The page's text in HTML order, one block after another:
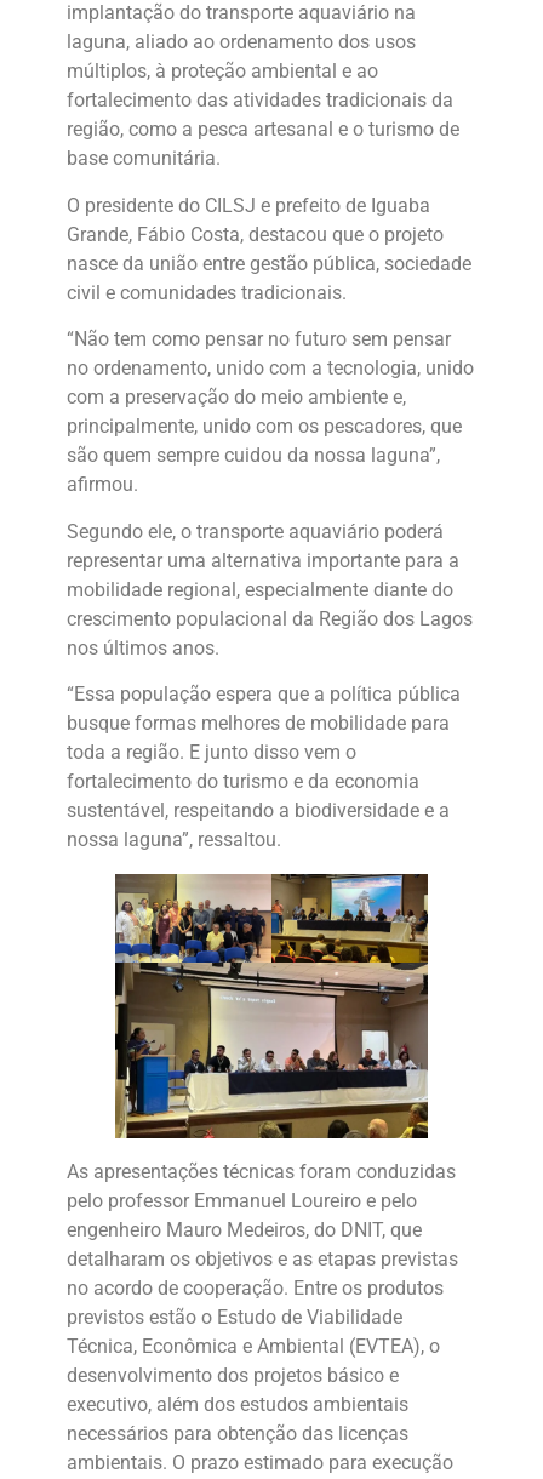
implantação do transporte aquaviário na
laguna, aliado ao ordenamento dos usos
múltiplos, à proteção ambiental e ao
fortalecimento das atividades tradicionais da
região, como a pesca artesanal e o turismo de
base comunitária.
O presidente do CILSJ e prefeito de Iguaba
Grande, Fábio Costa, destacou que o projeto
nasce da união entre gestão pública, sociedade
civil e comunidades tradicionais.
“Não tem como pensar no futuro sem pensar
no ordenamento, unido com a tecnologia, unido
com a preservação do meio ambiente e,
principalmente, unido com os pescadores, que
são quem sempre cuidou da nossa laguna”,
afirmou.
Segundo ele, o transporte aquaviário poderá
representar uma alternativa importante para a
mobilidade regional, especialmente diante do
crescimento populacional da Região dos Lagos
nos últimos anos.
“Essa população espera que a política pública
busque formas melhores de mobilidade para
toda a região. E junto disso vem o
fortalecimento do turismo e da economia
sustentável, respeitando a biodiversidade e a
nossa laguna”, ressaltou.
As apresentações técnicas foram conduzidas
pelo professor Emmanuel Loureiro e pelo
engenheiro Mauro Medeiros, do DNIT, que
detalharam os objetivos e as etapas previstas
no acordo de cooperação. Entre os produtos
previstos estão o Estudo de Viabilidade
Técnica, Econômica e Ambiental (EVTEA), o
desenvolvimento dos projetos básico e
executivo, além dos estudos ambientais
necessários para obtenção das licenças
ambientais. O prazo estimado para execução